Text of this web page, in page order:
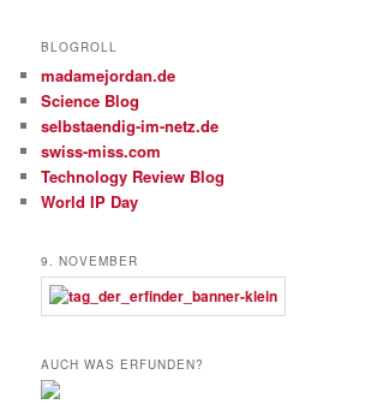
BLOGROLL
madamejordan.de
Science Blog
selbstaendig-im-netz.de
swiss-miss.com
Technology Review Blog
World IP Day
9. NOVEMBER
AUCH WAS ERFUNDEN?